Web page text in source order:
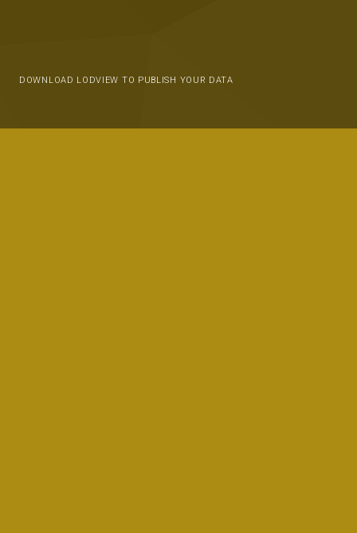
DOWNLOAD LODVIEW TO PUBLISH YOUR DATA